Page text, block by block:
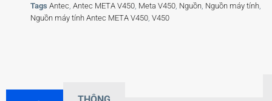
Tags Antec, Antec META V450, Meta V450, Nguồn, Nguồn máy tính,
Nguồn máy tính Antec META V450, V450